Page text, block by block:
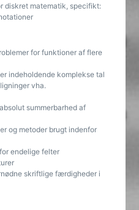
diskret matematik, specifikt:
for funktioner af flere
indeholdende komplekse tal
vha.
summerbarhed af
og metoder brugt indenfor
endelige felter
skriftlige færdigheder i